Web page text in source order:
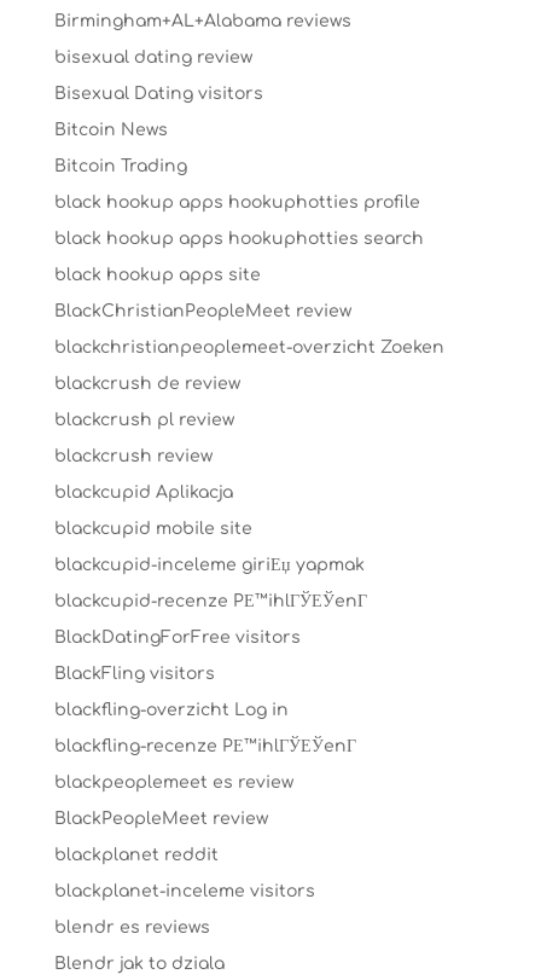
Birmingham+AL+Alabama reviews
bisexual dating review
Bisexual Dating visitors
Bitcoin News
Bitcoin Trading
black hookup apps hookuphotties profile
black hookup apps hookuphotties search
black hookup apps site
BlackChristianPeopleMeet review
blackchristianpeoplemeet-overzicht Zoeken
blackcrush de review
blackcrush pl review
blackcrush review
blackcupid Aplikacja
blackcupid mobile site
blackcupid-inceleme giriЕџ yapmak
blackcupid-recenze PЕ™ihlГЎЕЎenГ­
BlackDatingForFree visitors
BlackFling visitors
blackfling-overzicht Log in
blackfling-recenze PЕ™ihlГЎЕЎenГ­
blackpeoplemeet es review
BlackPeopleMeet review
blackplanet reddit
blackplanet-inceleme visitors
blendr es reviews
Blendr jak to dziala